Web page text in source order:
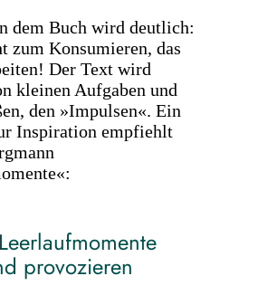
dem Buch wird deutlich:
zum Konsumieren, das
Der Text wird
kleinen Aufgaben und
den »Impulsen«. Ein
Inspiration empfiehlt
provozieren